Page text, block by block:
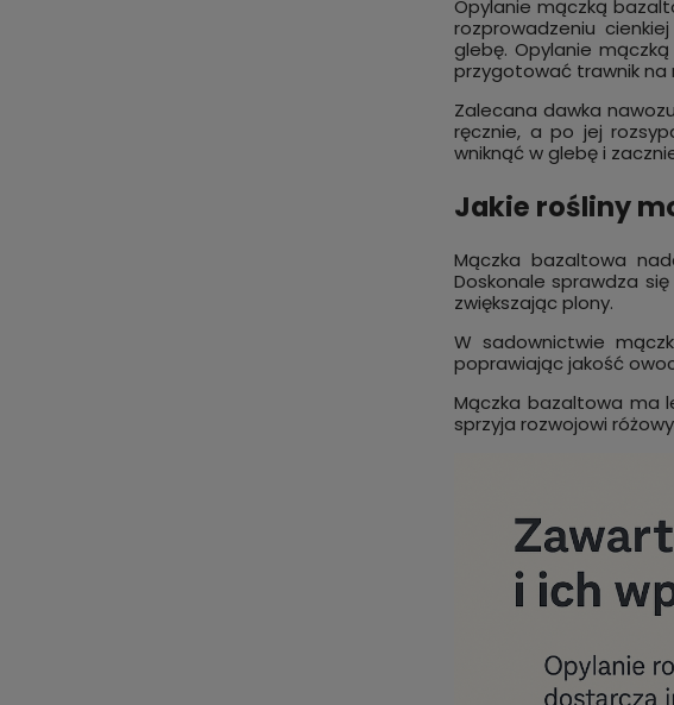
Opylanie mączką
rozprowadzeniu
glebę. Opylanie
przygotować trawnik na
Zalecana dawka
ręcznie, a po jej
wniknąć w glebę i
Jakie rośliny
Mączka bazaltowa
Doskonale sprawdza
zwiększając plony.
W sadownictwie
poprawiając jakość
Mączka bazaltowa ma
sprzyja rozwojowi